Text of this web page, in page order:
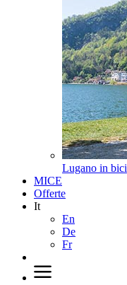
Lugano in bici
MICE
Offerte
It
En
De
Fr